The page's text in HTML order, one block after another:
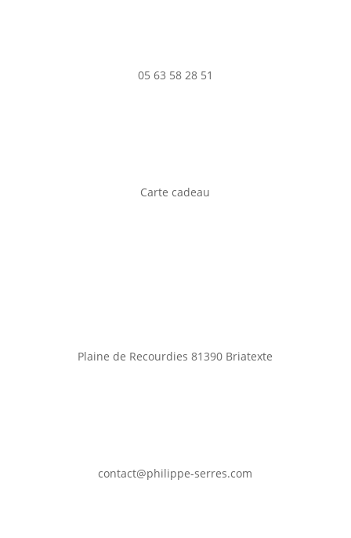
05 63 58 28 51
Carte cadeau
Plaine de Recourdies81390 Briatexte
contact@philippe-serres.com